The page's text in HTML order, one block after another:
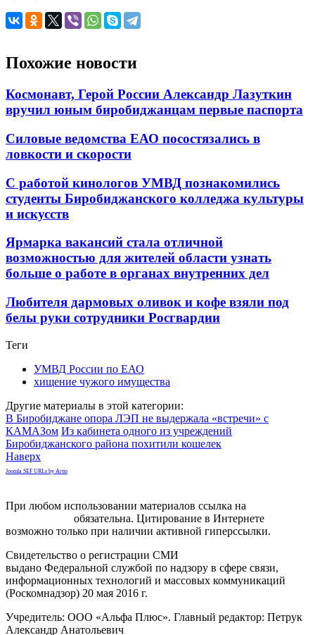
Похожие новости
Космонавт, Герой России Александр Лазуткин
вручил юным биробиджанцам первые паспорта
Силовые ведомства ЕАО посостязались в
ловкости и скорости
С работой кинологов УМВД познакомились
студенты Биробиджанского колледжа культуры
и искусств
Ярмарка вакансий стала отличной
возможностью для жителей области узнать
больше о работе в органах внутренних дел
Любителя дармовых оливок и кофе взяли под
белы руки сотрудники Росгвардии
Теги
УМВД России по ЕАО
хищение чужого имущества
Другие материалы в этой категории:
В Биробиджане опора ЛЭП не выдержала «встречи» с
КАМАЗом Из кабинета одного из учреждений
Биробиджанского района похитили кошелек
Наверх
Joomla SEF URLs by Artio
При любом использовании материалов ссылка на
обязательна. Цитирование в Интернете
возможно только при наличии активной гиперссылки.
Свидетельство о регистрации СМИ
выдано Федеральной службой по надзору в сфере связи,
информационных технологий и массовых коммуникаций
(Роскомнадзор) 20 мая 2016 г.
Учредитель: ООО «Альфа Плюс». Главный редактор: Петрук
Александр Анатольевич